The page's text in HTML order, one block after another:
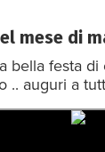
mese di
bella festa
.. auguri a